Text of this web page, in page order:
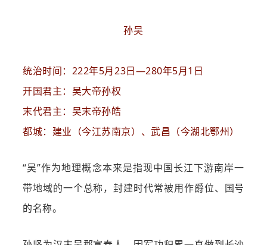
孙吴
统治时间：222年5月23日—280年5月1日
开国君主：吴大帝孙权
末代君主：吴末帝孙皓
都城：建业（今江苏南京）、武昌（今湖北鄂州）
“吴”作为地理概念本来是指现中国长江下游南岸一
带地域的一个总称，封建时代常被用作爵位、国号
的名称。